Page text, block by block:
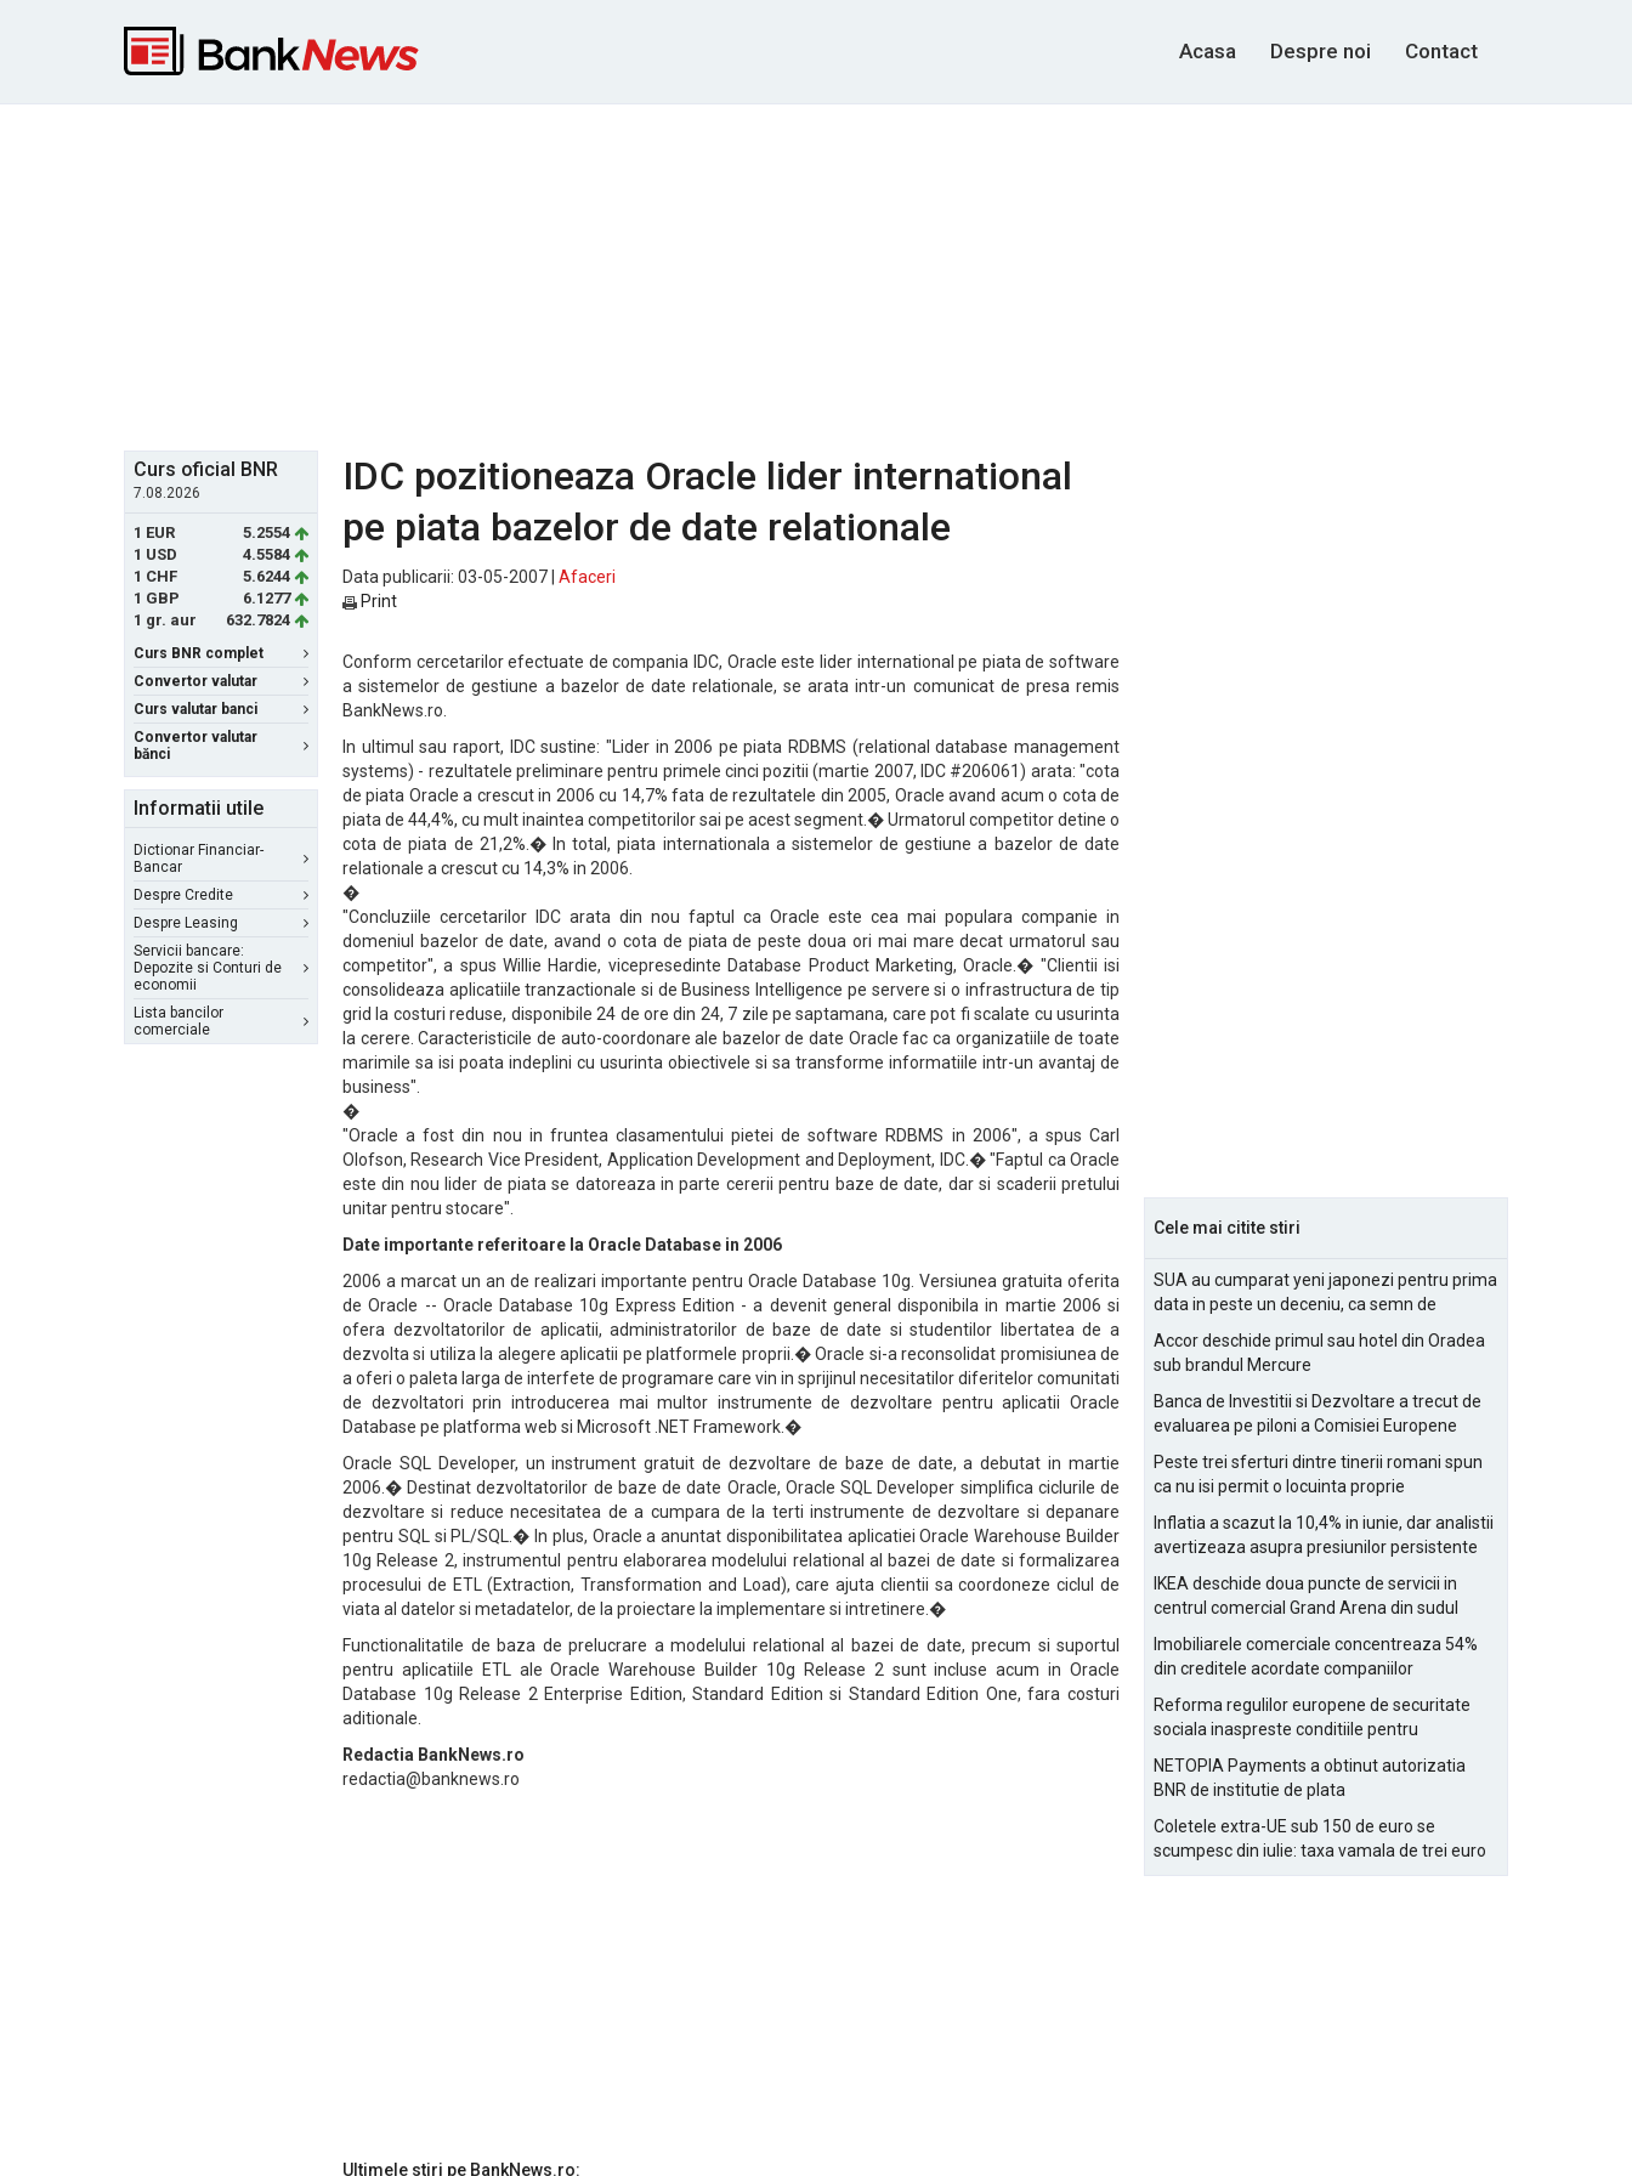
Acasa Despre noi Contact
Curs oficial BNR
7.08.2026
1 EUR
5.2554
1 USD
4.5584
1 CHF
5.6244
1 GBP
6.1277
1 gr. aur
632.7824
Curs BNR complet
Convertor valutar
Curs valutar banci
Convertor valutar
bănci
Informatii utile
Dictionar Financiar-
Bancar
Despre Credite
Despre Leasing
Servicii bancare:
Depozite si Conturi de
economii
Lista bancilor
comerciale
IDC pozitioneaza Oracle lider international
pe piata bazelor de date relationale
Data publicarii: 03-05-2007 | Afaceri
Print
Conform cercetarilor efectuate de compania IDC, Oracle este lider international pe piata de software
a sistemelor de gestiune a bazelor de date relationale, se arata intr-un comunicat de presa remis
BankNews.ro.
In ultimul sau raport, IDC sustine: "Lider in 2006 pe piata RDBMS (relational database management
systems) - rezultatele preliminare pentru primele cinci pozitii (martie 2007, IDC #206061) arata: "cota
de piata Oracle a crescut in 2006 cu 14,7% fata de rezultatele din 2005, Oracle avand acum o cota de
piata de 44,4%, cu mult inaintea competitorilor sai pe acest segment.� Urmatorul competitor detine o
cota de piata de 21,2%.� In total, piata internationala a sistemelor de gestiune a bazelor de date
relationale a crescut cu 14,3% in 2006.
�
"Concluziile cercetarilor IDC arata din nou faptul ca Oracle este cea mai populara companie in
domeniul bazelor de date, avand o cota de piata de peste doua ori mai mare decat urmatorul sau
competitor", a spus Willie Hardie, vicepresedinte Database Product Marketing, Oracle.� "Clientii isi
consolideaza aplicatiile tranzactionale si de Business Intelligence pe servere si o infrastructura de tip
grid la costuri reduse, disponibile 24 de ore din 24, 7 zile pe saptamana, care pot fi scalate cu usurinta
la cerere. Caracteristicile de auto-coordonare ale bazelor de date Oracle fac ca organizatiile de toate
marimile sa isi poata indeplini cu usurinta obiectivele si sa transforme informatiile intr-un avantaj de
business".
�
"Oracle a fost din nou in fruntea clasamentului pietei de software RDBMS in 2006", a spus Carl
Olofson, Research Vice President, Application Development and Deployment, IDC.� "Faptul ca Oracle
este din nou lider de piata se datoreaza in parte cererii pentru baze de date, dar si scaderii pretului
unitar pentru stocare".
Date importante referitoare la Oracle Database in 2006
2006 a marcat un an de realizari importante pentru Oracle Database 10g. Versiunea gratuita oferita
de Oracle -- Oracle Database 10g Express Edition - a devenit general disponibila in martie 2006 si
ofera dezvoltatorilor de aplicatii, administratorilor de baze de date si studentilor libertatea de a
dezvolta si utiliza la alegere aplicatii pe platformele proprii.� Oracle si-a reconsolidat promisiunea de
a oferi o paleta larga de interfete de programare care vin in sprijinul necesitatilor diferitelor comunitati
de dezvoltatori prin introducerea mai multor instrumente de dezvoltare pentru aplicatii Oracle
Database pe platforma web si Microsoft .NET Framework.�
Oracle SQL Developer, un instrument gratuit de dezvoltare de baze de date, a debutat in martie
2006.� Destinat dezvoltatorilor de baze de date Oracle, Oracle SQL Developer simplifica ciclurile de
dezvoltare si reduce necesitatea de a cumpara de la terti instrumente de dezvoltare si depanare
pentru SQL si PL/SQL.� In plus, Oracle a anuntat disponibilitatea aplicatiei Oracle Warehouse Builder
10g Release 2, instrumentul pentru elaborarea modelului relational al bazei de date si formalizarea
procesului de ETL (Extraction, Transformation and Load), care ajuta clientii sa coordoneze ciclul de
viata al datelor si metadatelor, de la proiectare la implementare si intretinere.�
Functionalitatile de baza de prelucrare a modelului relational al bazei de date, precum si suportul
pentru aplicatiile ETL ale Oracle Warehouse Builder 10g Release 2 sunt incluse acum in Oracle
Database 10g Release 2 Enterprise Edition, Standard Edition si Standard Edition One, fara costuri
aditionale.
Redactia BankNews.ro
redactia@banknews.ro
Ultimele stiri pe BankNews.ro:
Cele mai citite stiri
SUA au cumparat yeni japonezi pentru prima
data in peste un deceniu, ca semn de
Accor deschide primul sau hotel din Oradea
sub brandul Mercure
Banca de Investitii si Dezvoltare a trecut de
evaluarea pe piloni a Comisiei Europene
Peste trei sferturi dintre tinerii romani spun
ca nu isi permit o locuinta proprie
Inflatia a scazut la 10,4% in iunie, dar analistii
avertizeaza asupra presiunilor persistente
IKEA deschide doua puncte de servicii in
centrul comercial Grand Arena din sudul
Imobiliarele comerciale concentreaza 54%
din creditele acordate companiilor
Reforma regulilor europene de securitate
sociala inaspreste conditiile pentru
NETOPIA Payments a obtinut autorizatia
BNR de institutie de plata
Coletele extra-UE sub 150 de euro se
scumpesc din iulie: taxa vamala de trei euro
pe articol, adaugata la taxa logistica